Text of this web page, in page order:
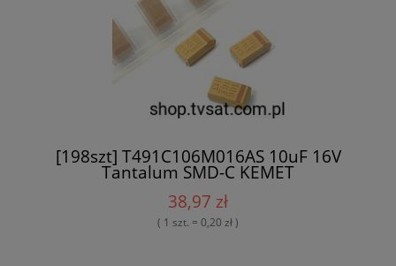
[198szt] T491C106M016AS 10uF 16V
Tantalum SMD-C KEMET
38,97 zł
( 1 szt. = 0,20 zł )